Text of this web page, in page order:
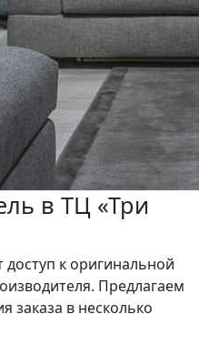
в ТЦ «Три
к оригинальной
Предлагаем
заказа в несколько